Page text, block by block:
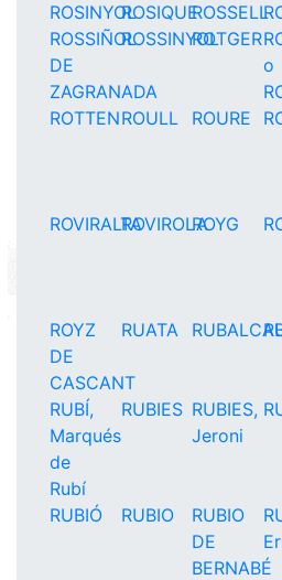
ROSINYOLROSIQUEROSSELL
ROSSIÑOL
DE
ZAGRANADA
ROSSINYOLROTGER
o
ROTTENROULL ROURE
ROVIRALTAROVIROLAROYG
ROYZ
DE
CASCANT
RUATA
RUBÍ,
Marqués
de
Rubí
RUBIES RUBIES,
Jeroni
RUBIÓ RUBIO
RUBIO
DE
BERNABÉ